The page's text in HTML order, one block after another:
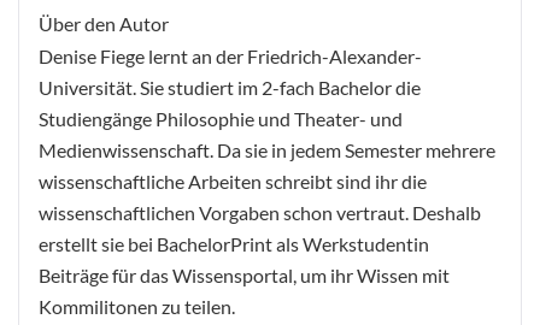
Über den Autor
Denise Fiege lernt an der Friedrich-Alexander-
Universität. Sie studiert im 2-fach Bachelor die
Studiengänge Philosophie und Theater- und
Medienwissenschaft. Da sie in jedem Semester mehrere
wissenschaftliche Arbeiten schreibt sind ihr die
wissenschaftlichen Vorgaben schon vertraut. Deshalb
erstellt sie bei BachelorPrint als Werkstudentin
Beiträge für das Wissensportal, um ihr Wissen mit
Kommilitonen zu teilen.